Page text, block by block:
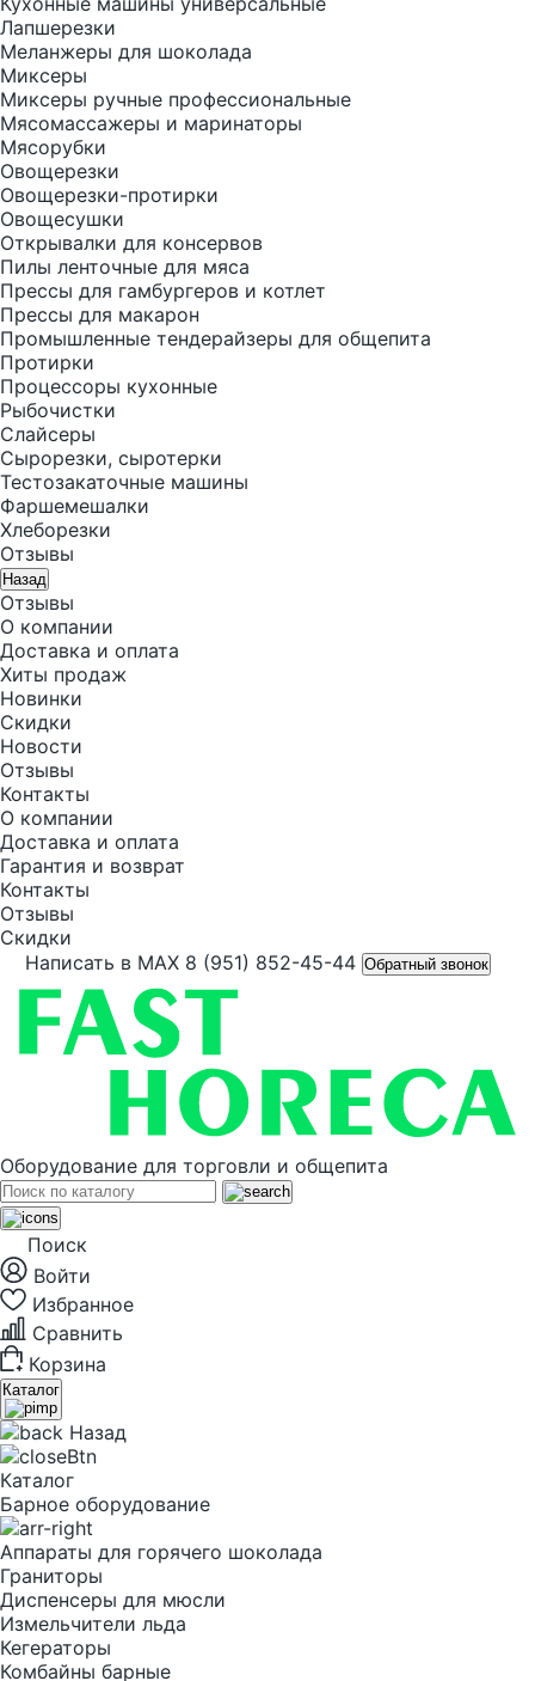
Лапшерезки
Меланжеры для шоколада
Миксеры
Миксеры ручные профессиональные
Мясомассажеры и маринаторы
Мясорубки
Овощерезки
Овощерезки-протирки
Овощесушки
Открывалки для консервов
Пилы ленточные для мяса
Прессы для гамбургеров и котлет
Прессы для макарон
Промышленные тендерайзеры для общепита
Протирки
Процессоры кухонные
Рыбочистки
Слайсеры
Сырорезки, сыротерки
Тестозакаточные машины
Фаршемешалки
Хлеборезки
Отзывы
Назад
Отзывы
О компании
Доставка и оплата
Хиты продаж
Новинки
Скидки
Новости
Отзывы
Контакты
О компании
Доставка и оплата
Гарантия и возврат
Контакты
Отзывы
Скидки
Написать в MAX 8 (951) 852-45-44 Обратный звонок
Оборудование для торговли и общепита
Поиск
Войти
Избранное
Сравнить
Корзина
Каталог
Назад
Каталог
Барное оборудование
Аппараты для горячего шоколада
Граниторы
Диспенсеры для мюсли
Измельчители льда
Кегераторы
Комбайны барные